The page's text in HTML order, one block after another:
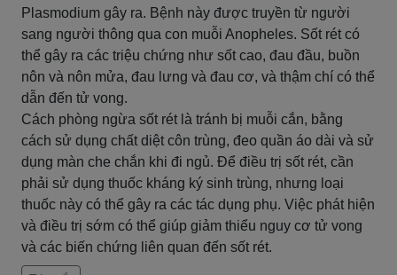
Plasmodium gây ra. Bệnh này được truyền từ người
sang người thông qua con muỗi Anopheles. Sốt rét có
thể gây ra các triệu chứng như sốt cao, đau đầu, buồn
nôn và nôn mửa, đau lưng và đau cơ, và thậm chí có thể
dẫn đến tử vong.
Cách phòng ngừa sốt rét là tránh bị muỗi cắn, bằng
cách sử dụng chất diệt côn trùng, đeo quần áo dài và sử
dụng màn che chắn khi đi ngủ. Để điều trị sốt rét, cần
phải sử dụng thuốc kháng ký sinh trùng, nhưng loại
thuốc này có thể gây ra các tác dụng phụ. Việc phát hiện
và điều trị sớm có thể giúp giảm thiểu nguy cơ tử vong
và các biến chứng liên quan đến sốt rét.